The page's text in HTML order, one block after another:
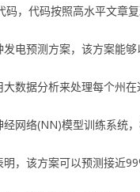
码，代码按照高水平文章
电预测方案，该方案能
数据分析来处理每个州在
网络(NN)模型训练系统
，该方案可以预测接近